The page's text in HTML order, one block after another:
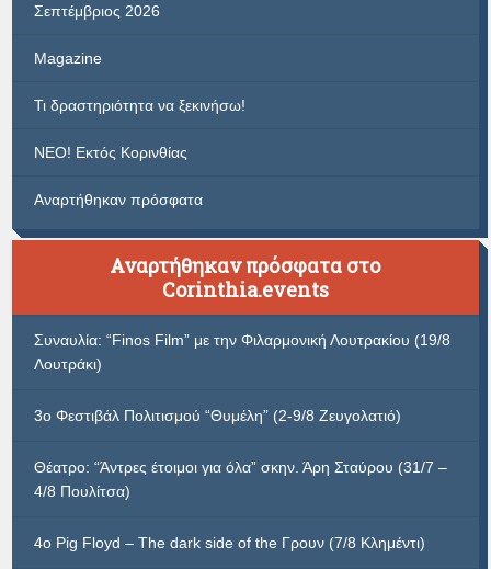
Σεπτέμβριος 2026
Magazine
Τι δραστηριότητα να ξεκινήσω!
ΝΕΟ! Εκτός Κορινθίας
Αναρτήθηκαν πρόσφατα
Αναρτήθηκαν πρόσφατα στο
Corinthia.events
Συναυλία: “Finos Film” με την Φιλαρμονική Λουτρακίου (19/8
Λουτράκι)
3ο Φεστιβάλ Πολιτισμού “Θυμέλη” (2-9/8 Ζευγολατιό)
Θέατρο: “Άντρες έτοιμοι για όλα” σκην. Άρη Σταύρου (31/7 –
4/8 Πουλίτσα)
4ο Pig Floyd – The dark side of the Γρουν (7/8 Κλημέντι)